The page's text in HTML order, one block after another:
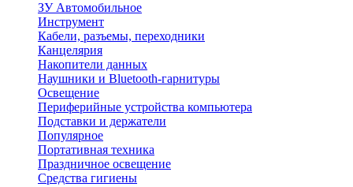
ЗУ Автомобильное
Инструмент
Кабели, разъемы, переходники
Канцелярия
Накопители данных
Наушники и Bluetooth-гарнитуры
Освещение
Периферийные устройства компьютера
Подставки и держатели
Популярное
Портативная техника
Праздничное освещение
Средства гигиены